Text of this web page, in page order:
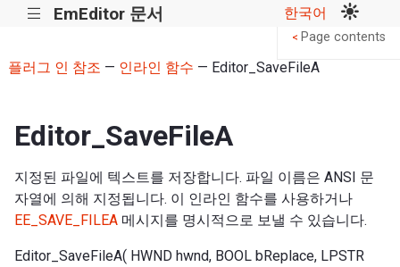
||| EmEditor 문서 한국어
플러그 인 참조 — 인라인 함수 — Editor_SaveFileA
Editor_SaveFileA
지정된 파일에 텍스트를 저장합니다. 파일 이름은 ANSI 문
자열에 의해 지정됩니다. 이 인라인 함수를 사용하거나
EE_SAVE_FILEA 메시지를 명시적으로 보낼 수 있습니다.
Editor_SaveFileA( HWND hwnd, BOOL bReplace, LPSTR
< Page contents